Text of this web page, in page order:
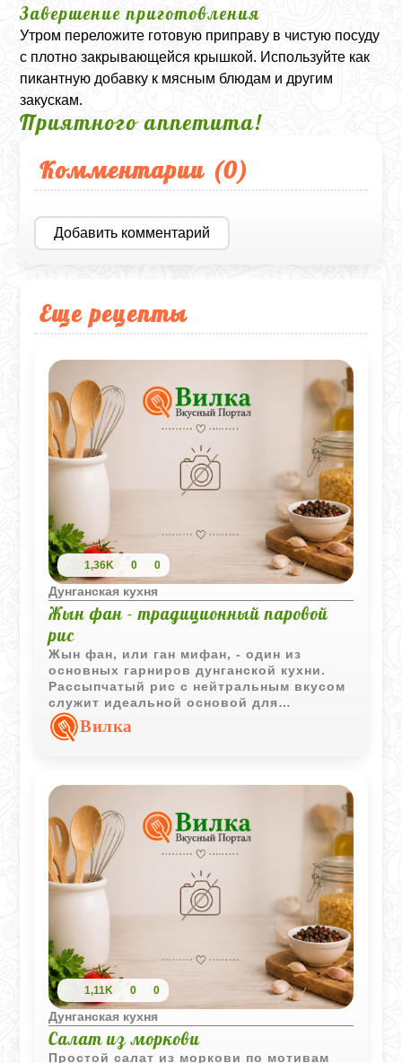
Завершение приготовления
Утром переложите готовую приправу в чистую посуду
с плотно закрывающейся крышкой. Используйте как
пикантную добавку к мясным блюдам и другим
закускам.
Приятного аппетита!
Комментарии (0)
Добавить комментарий
Еще рецепты
1,36K 0 0
Дунганская кухня
Жын фан - традиционный паровой
рис
Жын фан, или ган мифан, - один из
основных гарниров дунганской кухни.
Рассыпчатый рис с нейтральным вкусом
служит идеальной основой для
разнообразных мясных и овощных
соусов.Вилка
1,11K 0 0
Дунганская кухня
Салат из моркови
Простой салат из моркови по мотивам